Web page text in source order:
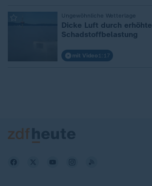
Ungewöhnliche Wetterlage
Dicke Luft durch erhöhte
Schadstoffbelastung
mit Video 1:17